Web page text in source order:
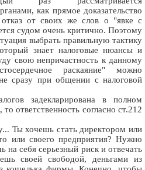
как прямое доказательство
от своих же слов о "явке с
судом очень критично. Поэтому
выбрать правильную тактику
знает налоговые нюансы и
свою непричастность к данному
раскаяние" можно
сразу при общении с налоговой
задекларирована в полном
ответственность согласно ст.212
Ты хочешь стать директором или
или своего предприятия? Нужно
себя серьезный риск и отвечать
своей свободой, деньгами из